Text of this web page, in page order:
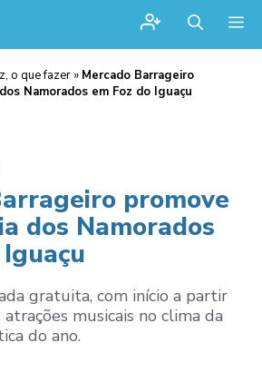
o que fazer » Mercado Barrageiro
Namorados em Foz do Iguaçu
promove
dos Namorados
gratuita, com início a partir
musicais no clima da
do ano.